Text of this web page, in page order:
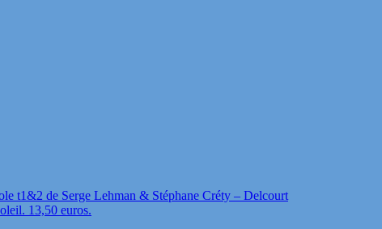
t1&2 de Serge Lehman & Stéphane Créty – Delcourt
13,50 euros.